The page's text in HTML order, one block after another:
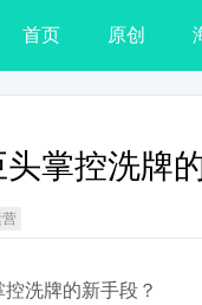
首页 原创
掌控洗牌